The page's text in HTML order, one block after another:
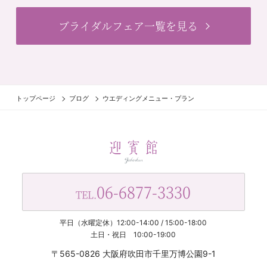
ブライダルフェア一覧を見る
トップページ ブログ ウエディングメニュー・プラン
TEL.06-6877-3330
平日（水曜定休）12:00-14:00 / 15:00-18:00
土日・祝日 10:00-19:00
〒565-0826 大阪府吹田市千里万博公園9-1